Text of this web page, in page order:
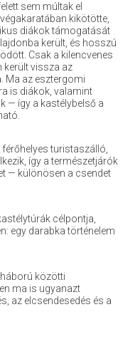
sem múltak el
kikötötte,
diákok támogatását
került, és hosszú
Csak a kilencvenes
került vissza az
Ma az esztergomi
is diákok, valamint
— így a kastélybelső a
turistaszálló,
így a természetjárók
— különösen a csendet
célpontja,
egy darabka történelem
közötti
ma is ugyanazt
az elcsendesedés és a